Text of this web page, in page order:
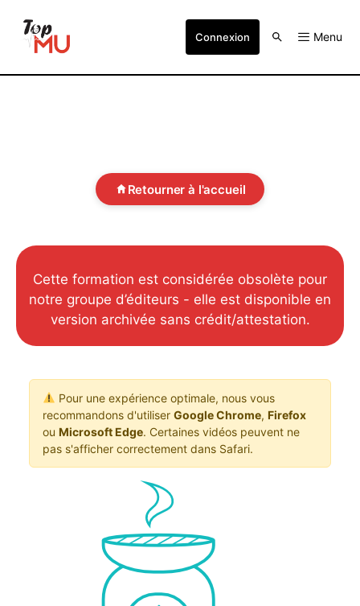
Connexion Menu
Retourner à l'accueil
Cette formation est considérée obsolète pour
notre groupe d’éditeurs - elle est disponible en
version archivée sans crédit/attestation.
Pour une expérience optimale, nous vous
recommandons d'utiliser Google Chrome, Firefox
ou Microsoft Edge. Certaines vidéos peuvent ne
pas s'afficher correctement dans Safari.